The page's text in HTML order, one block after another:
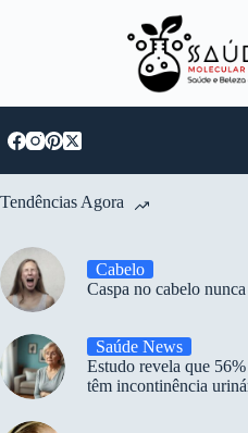
Tendências Agora
Cabelo
Caspa no cabelo
Saúde News
Estudo revela que
têm incontinência